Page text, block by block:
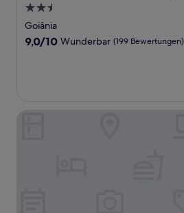
2.5-
Sterne-
Unterkunft
Goiânia
9.0
9,0/10 Wunderbar (199 Bewertungen)